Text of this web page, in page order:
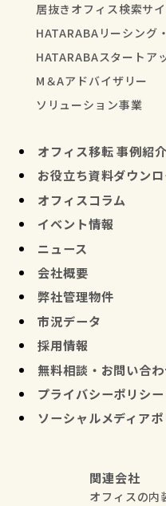
居抜きオフィス検索サ
HATARABAリーシング
HATARABAスタートア
M＆Aアドバイザリー
ソリューション事業
オフィス移転 事例紹介
お役立ち資料ダウン
オフィスコラム
イベント情報
ニュース
会社概要
弊社管理物件
市況データ
採用情報
無料相談・お問い合
プライバシーポリシー
ソーシャルメディア
関連会社
オフィスの内